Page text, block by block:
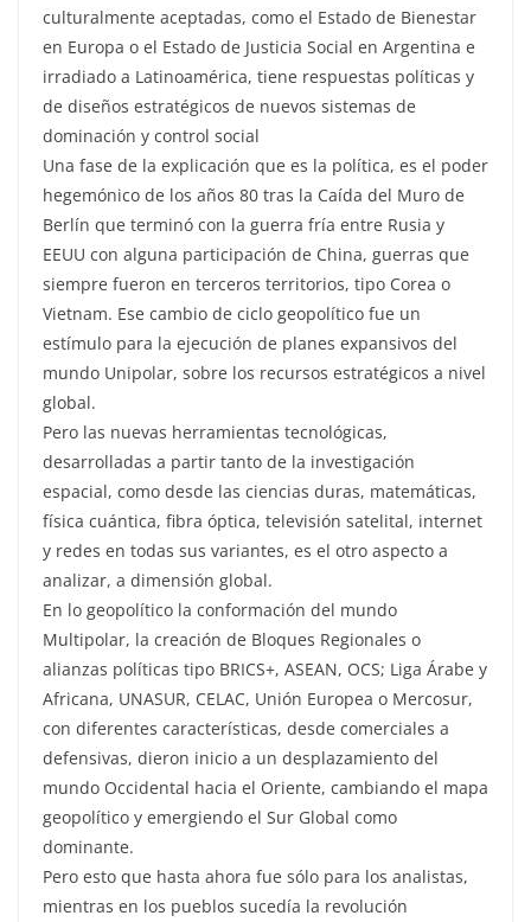
culturalmente aceptadas, como el Estado de Bienestar
en Europa o el Estado de Justicia Social en Argentina e
irradiado a Latinoamérica, tiene respuestas políticas y
de diseños estratégicos de nuevos sistemas de
dominación y control social
Una fase de la explicación que es la política, es el poder
hegemónico de los años 80 tras la Caída del Muro de
Berlín que terminó con la guerra fría entre Rusia y
EEUU con alguna participación de China, guerras que
siempre fueron en terceros territorios, tipo Corea o
Vietnam. Ese cambio de ciclo geopolítico fue un
estímulo para la ejecución de planes expansivos del
mundo Unipolar, sobre los recursos estratégicos a nivel
global.
Pero las nuevas herramientas tecnológicas,
desarrolladas a partir tanto de la investigación
espacial, como desde las ciencias duras, matemáticas,
física cuántica, fibra óptica, televisión satelital, internet
y redes en todas sus variantes, es el otro aspecto a
analizar, a dimensión global.
En lo geopolítico la conformación del mundo
Multipolar, la creación de Bloques Regionales o
alianzas políticas tipo BRICS+, ASEAN, OCS; Liga Árabe y
Africana, UNASUR, CELAC, Unión Europea o Mercosur,
con diferentes características, desde comerciales a
defensivas, dieron inicio a un desplazamiento del
mundo Occidental hacia el Oriente, cambiando el mapa
geopolítico y emergiendo el Sur Global como
dominante.
Pero esto que hasta ahora fue sólo para los analistas,
mientras en los pueblos sucedía la revolución